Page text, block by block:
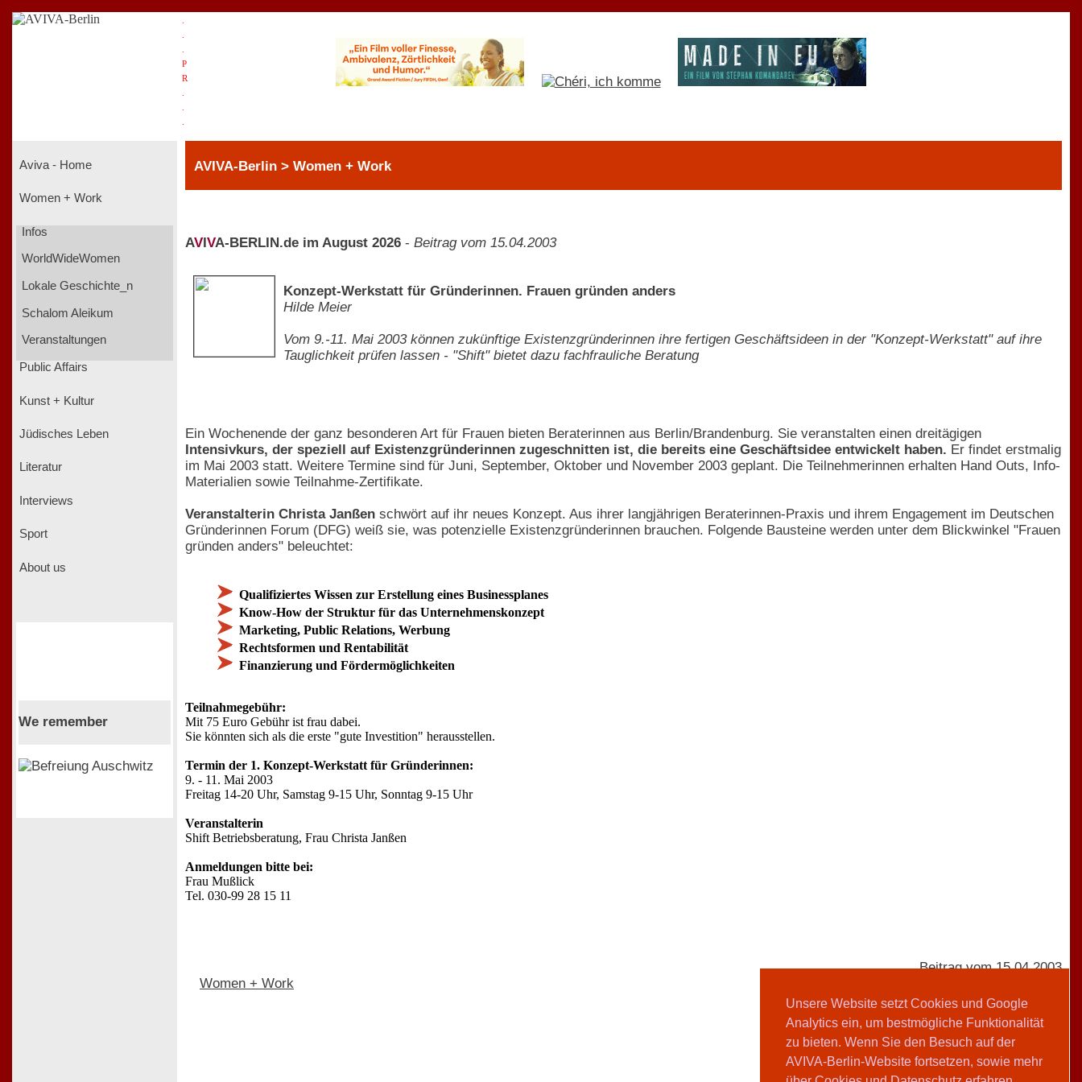
Unsere Website setzt Cookies und Google
Analytics ein, um bestmögliche Funktionalität
zu bieten. Wenn Sie den Besuch auf der
AVIVA-Berlin-Website fortsetzen, sowie mehr
P
R
Aviva - Home
Women + Work
Infos
WorldWideWomen
Lokale Geschichte_n
Schalom Aleikum
Veranstaltungen
Public Affairs
Kunst + Kultur
Jüdisches Leben
Literatur
Interviews
Sport
About us
We remember
AVIVA-Berlin > Women + Work
AV VA-BERLIN.de im August 2026 - Beitrag vom 15.04.2003
Konzept-Werkstatt für Gründerinnen. Frauen gründen anders
Hilde Meier
Vom 9.-11. Mai 2003 können zukünftige Existenzgründerinnen ihre fertigen Geschäftsideen in der "Konzept-Werkstatt" auf ihre
Tauglichkeit prüfen lassen - "Shift" bietet dazu fachfrauliche Beratung
Ein Wochenende der ganz besonderen Art für Frauen bieten Beraterinnen aus Berlin/Brandenburg. Sie veranstalten einen dreitägigen
Intensivkurs, der speziell auf Existenzgründerinnen zugeschnitten ist, die bereits eine Geschäftsidee entwickelt haben. Er findet erstmalig
im Mai 2003 statt. Weitere Termine sind für Juni, September, Oktober und November 2003 geplant. Die Teilnehmerinnen erhalten Hand Outs, Info-
Materialien sowie Teilnahme-Zertifikate.
Veranstalterin Christa Janßen schwört auf ihr neues Konzept. Aus ihrer langjährigen Beraterinnen-Praxis und ihrem Engagement im Deutschen
Gründerinnen Forum (DFG) weiß sie, was potenzielle Existenzgründerinnen brauchen. Folgende Bausteine werden unter dem Blickwinkel "Frauen
gründen anders" beleuchtet:
Qualifiziertes Wissen zur Erstellung eines Businessplanes
Know-How der Struktur für das Unternehmenskonzept
Marketing, Public Relations, Werbung
Rechtsformen und Rentabilität
Finanzierung und Fördermöglichkeiten
Teilnahmegebühr:
Mit 75 Euro Gebühr ist frau dabei.
Sie könnten sich als die erste "gute Investition" herausstellen.
Termin der 1. Konzept-Werkstatt für Gründerinnen:
9. - 11. Mai 2003
Freitag 14-20 Uhr, Samstag 9-15 Uhr, Sonntag 9-15 Uhr
Veranstalterin
Shift Betriebsberatung, Frau Christa Janßen
Anmeldungen bitte bei:
Frau Mußlick
Tel. 030-99 28 15 11
Women + Work
Beitrag vom 15.04.2003
AVIVA-Redaktion
Teilen